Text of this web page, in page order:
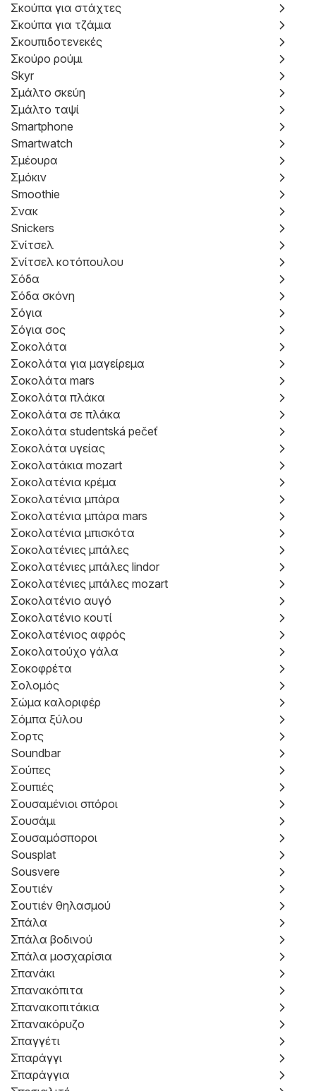
Σκούπα για στάχτες
Σκούπα για τζάμια
Σκουπιδοτενεκές
Σκούρο ρούμι
Skyr
Σμάλτο σκεύη
Σμάλτο ταψί
Smartphone
Smartwatch
Σμέουρα
Σμόκιν
Smoothie
Σνακ
Snickers
Σνίτσελ
Σνίτσελ κοτόπουλου
Σόδα
Σόδα σκόνη
Σόγια
Σόγια σος
Σοκολάτα
Σοκολάτα για μαγείρεμα
Σοκολάτα mars
Σοκολάτα πλάκα
Σοκολάτα σε πλάκα
Σοκολάτα studentská pečeť
Σοκολάτα υγείας
Σοκολατάκια mozart
Σοκολατένια κρέμα
Σοκολατένια μπάρα
Σοκολατένια μπάρα mars
Σοκολατένια μπισκότα
Σοκολατένιες μπάλες
Σοκολατένιες μπάλες lindor
Σοκολατένιες μπάλες mozart
Σοκολατένιο αυγό
Σοκολατένιο κουτί
Σοκολατένιος αφρός
Σοκολατούχο γάλα
Σοκοφρέτα
Σολομός
Σώμα καλοριφέρ
Σόμπα ξύλου
Σορτς
Soundbar
Σούπες
Σουπιές
Σουσαμένιοι σπόροι
Σουσάμι
Σουσαμόσποροι
Sousplat
Sousvere
Σουτιέν
Σουτιέν θηλασμού
Σπάλα
Σπάλα βοδινού
Σπάλα μοσχαρίσια
Σπανάκι
Σπανακόπιτα
Σπανακοπιτάκια
Σπανακόρυζο
Σπαγγέτι
Σπαράγγι
Σπαράγγια